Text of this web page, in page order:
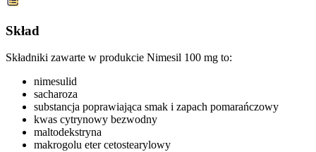
Skład
Składniki zawarte w produkcie Nimesil 100 mg to:
nimesulid
sacharoza
substancja poprawiająca smak i zapach pomarańczowy
kwas cytrynowy bezwodny
maltodekstryna
makrogolu eter cetostearylowy